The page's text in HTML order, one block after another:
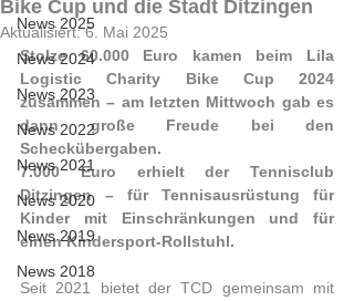
News 2025
News 2024
News 2023
News 2022
News 2021
News 2020
News 2019
News 2018
Bike Cup und die Stadt Ditzingen
Aktualisiert:6. Mai 2025
Stolze 60.000 Euro kamen beim Lila
Logistic Charity Bike Cup 2024
zusammen – am letzten Mittwoch gab es
dann große Freude bei den
Scheckübergaben.
7.000 Euro erhielt der Tennisclub
Ditzingen – für Tennisausrüstung für
Kinder mit Einschränkungen und für
einen Kindersport-Rollstuhl.
Seit 2021 bietet der TCD gemeinsam mit